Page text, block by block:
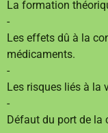
La formation
-
Les effets dû à la
médicaments.
-
Les risques liés à la
-
Défaut du port de la